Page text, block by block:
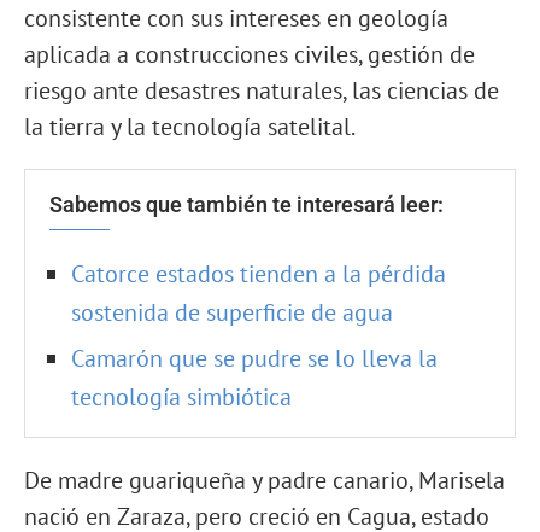
consistente con sus intereses en geología
aplicada a construcciones civiles, gestión de
riesgo ante desastres naturales, las ciencias de
la tierra y la tecnología satelital.
Sabemos que también te interesará leer:
Catorce estados tienden a la pérdida
sostenida de superficie de agua
Camarón que se pudre se lo lleva la
tecnología simbiótica
De madre guariqueña y padre canario, Marisela
nació en Zaraza, pero creció en Cagua, estado